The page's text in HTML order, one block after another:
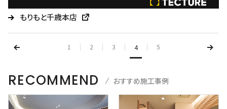
もりもと千歳本店
1 2 3 4 5
RECOMMEND おすすめ施工事例